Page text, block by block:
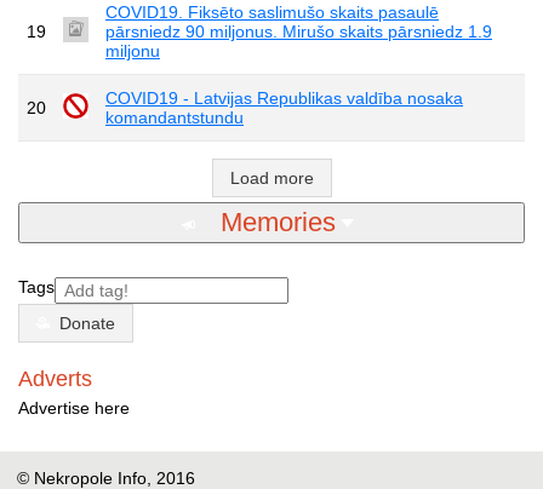
19
COVID19. Fiksēto saslimušo skaits pasaulē
pārsniedz 90 miljonus. Mirušo skaits pārsniedz 1.9
miljonu
20
COVID19 - Latvijas Republikas valdība nosaka
komandantstundu
Load more
Memories
Tags
Donate
Adverts
Advertise here
© Nekropole Info, 2016